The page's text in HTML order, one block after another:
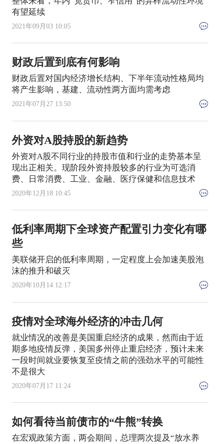
有望延续
2021年09月03 10:05
财政后置到底有何影响
财政后置对国内经济增长结构、下半年流动性格局均
将产生影响，基建、流动性两方面均需考虑
2021年07月27 13:50
外资对A股持股的新趋势
外资对A股不同行业的持股市值和行业的走势基本呈
现出正相关。现阶段外资持股较多的行业为可选消
费、日常消费、工业、金融、医疗保健和信息技术
2020年12月18 10:45
低利率周期下全球资产配置引力变化有哪
些
美联储开启的低利率周期，一定程度上会加速美股泡
沫的推升和破灭
2020年10月14 12:17
疫情对全球海外经济的冲击几何
就业情况的改善是美国重启经济的成果，然而由于近
期多地疫情反弹，美国多州停止重启经济，预计未来
一段时间就业要恢复至疫情之前的强劲水平的可能性
不是很大
2020年07月17 11:24
如何看待当前债市的“牛熊”转换
在宏观政策方面，两会期间，总理两次提及“放水养